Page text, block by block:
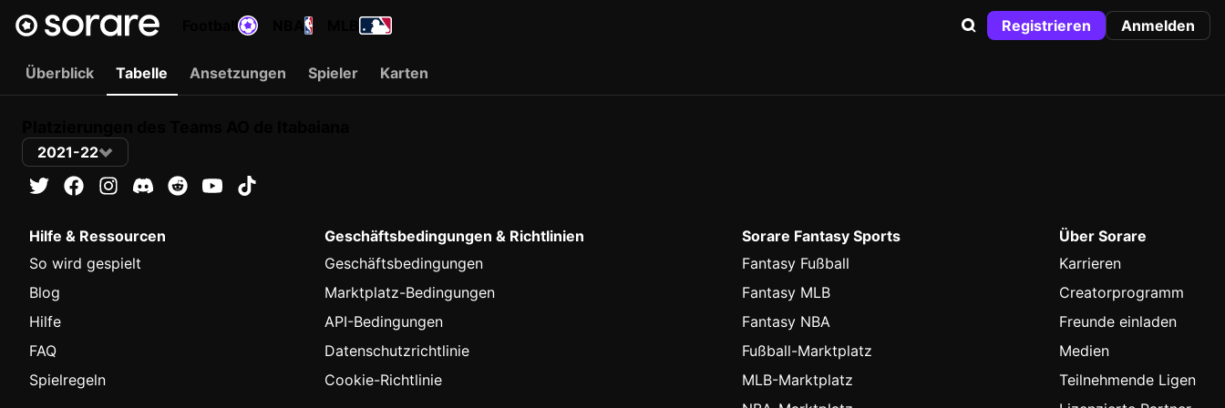
Registrieren Anmelden
Überblick Tabelle Ansetzungen Spieler Karten
2021-22
Hilfe & Ressourcen
So wird gespielt
Blog
Hilfe
FAQ
Spielregeln
Geschäftsbedingungen & Richtlinien
Geschäftsbedingungen
Marktplatz-Bedingungen
API-Bedingungen
Datenschutzrichtlinie
Cookie-Richtlinie
Sorare Fantasy Sports
Fantasy Fußball
Fantasy MLB
Fantasy NBA
Fußball-Marktplatz
MLB-Marktplatz
Über Sorare
Karrieren
Creatorprogramm
Freunde einladen
Medien
Teilnehmende Ligen